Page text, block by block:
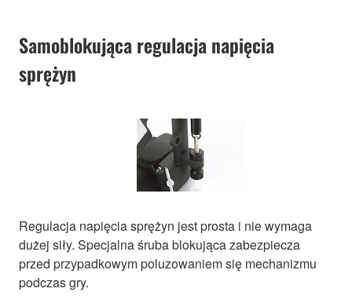
Samoblokująca regulacja napięcia
sprężyn
Regulacja napięcia sprężyn jest prosta i nie wymaga
dużej siły. Specjalna śruba blokująca zabezpiecza
przed przypadkowym poluzowaniem się mechanizmu
podczas gry.